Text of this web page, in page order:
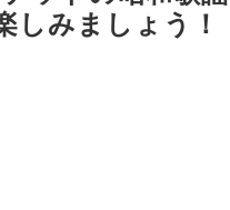
しみましょう！